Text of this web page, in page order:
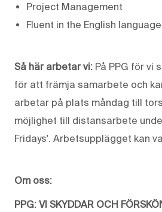
Project Management
Fluent in the English language
Så här arbetar vi: På PPG för vi
för att främja samarbete och
arbetar på plats måndag till
möjlighet till distansarbete
Fridays'. Arbetsupplägget kan
Om oss:
PPG: VI SKYDDAR OCH